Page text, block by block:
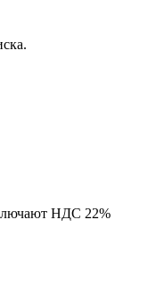
НДС 22%